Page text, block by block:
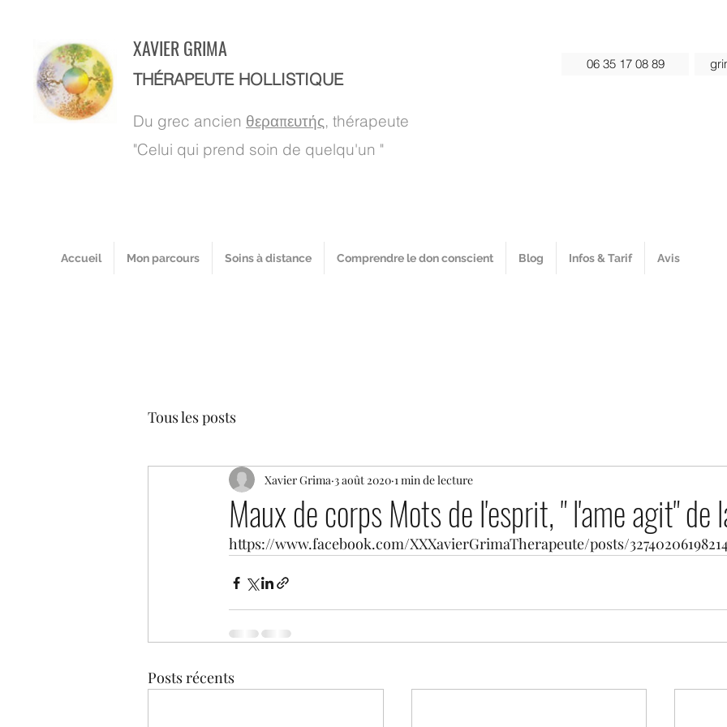
XAVIER GRIMA
THÉRAPEUTE HOLLISTIQUE
Du grec ancien θεραπευτής, thérapeute
"Celui qui prend soin de quelqu'un "
06 35 17 08 89
Accueil Mon parcours Soins à distance Comprendre le don conscient Blog Infos & Tarif Avis
Tous les posts
Maux de corps Mots de l'esprit, " l'ame agit" de
Xavier Grima 3 août 2020 1 min de lecture
https://www.facebook.com/XXXavierGrimaTherapeute/posts/
Posts récents